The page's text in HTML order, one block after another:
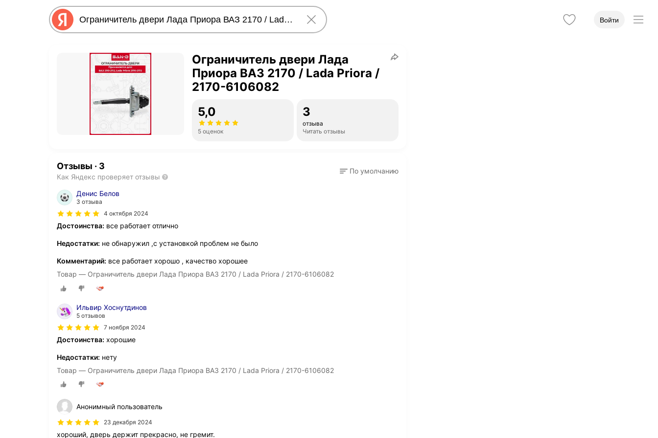
Войти
Ограничитель двери Лада
Приора ВАЗ 2170 / Lada Priora /
2170-6106082
5,0
5 оценок
3
отзыва
Читать отзывы
Отзывы · 3
Как Яндекс проверяет отзывы
По умолчанию
Денис Белов
3 отзыва
4 октября 2024
Достоинства: все работает отлично
Недостатки: не обнаружил ,с установкой проблем не было
Комментарий: все работает хорошо , качество хорошее
Товар — Ограничитель двери Лада Приора ВАЗ 2170 / Lada Priora / 2170-6106082
Ильвир Хоснутдинов
5 отзывов
7 ноября 2024
Достоинства: хорошие
Недостатки: нету
Товар — Ограничитель двери Лада Приора ВАЗ 2170 / Lada Priora / 2170-6106082
Анонимный пользователь
23 декабря 2024
хороший, дверь держит прекрасно, не гремит.